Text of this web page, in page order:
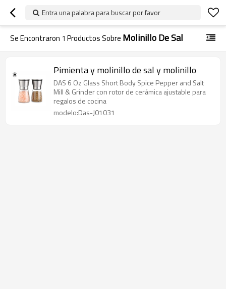
Entra una palabra para buscar por favor
Se Encontraron 1 Productos Sobre Molinillo De Sal
Pimienta y molinillo de sal y molinillo
DAS 6 Oz Glass Short Body Spice Pepper and Salt
Mill & Grinder con rotor de cerámica ajustable para
regalos de cocina
modelo:Das-J01031